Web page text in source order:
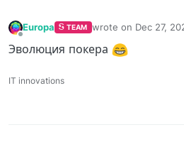
Europa TEAM wrote on Dec 27,
last edited by
Эволюция покера
IT innovations